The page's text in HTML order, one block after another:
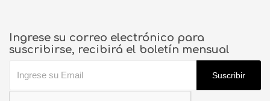
Ingrese su correo electrónico para
suscribirse, recibirá el boletín mensual
Suscribir